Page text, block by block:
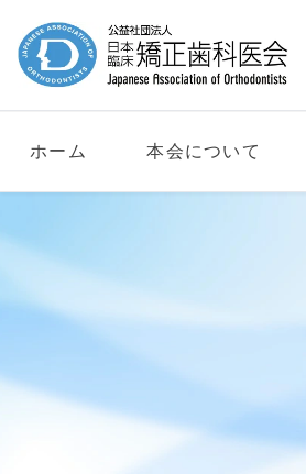
ホーム 本会について